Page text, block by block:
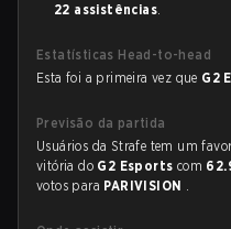
22 assistências.
Estatísticas Head-to-head
Esta foi a primeira vez que G2
Previsão da partida
Usuários da Strafe tem um
vitória do G2 Esports com
votos para PARIVISION .